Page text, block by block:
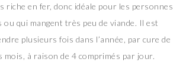
riche en fer, donc idéale pour les personnes
ou qui mangent très peu de viande. Il est
plusieurs fois dans l’année, par cure de
mois, à raison de 4 comprimés par jour.